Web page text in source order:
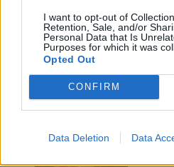
I want to opt-out of
Retention, Sale, and/or
Personal Data that Is
Purposes for which it was
Opted Out
CONFIRM
Data Deletion Data
KAPCSOLÓDÓ